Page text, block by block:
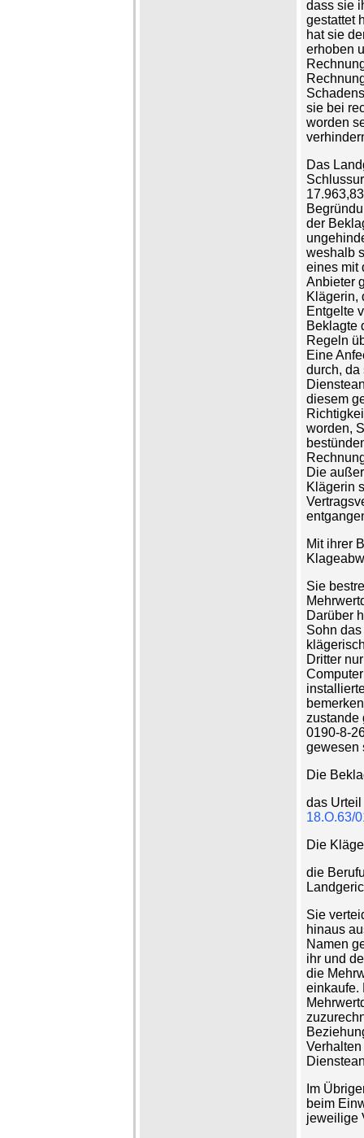
dass sie
gestattet
hat sie
erhoben
sie bei
worden
Das
der
weshalb
eines mit
Anbieter
Klägerin,
Entgelte
Beklagte
Regeln
Eine
durch, da
diesem
worden,
Die
Klägerin
Mit ihrer
Sie
Darüber
Sohn
Dritter
zustande
0190-8-
gewesen
Die
das
18.O.63/
Die
die
Sie
hinaus
Namen
ihr und
die
einkaufe.
Im
beim
jeweilige